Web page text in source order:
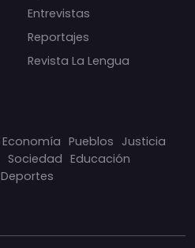
Entrevistas
Reportajes
Revista La Lengua
Economía Pueblos Justicia
Sociedad Educación
Deportes